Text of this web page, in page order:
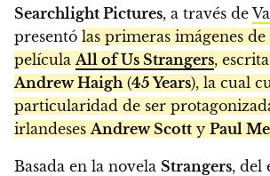
Searchlight Pictures, a través de
presentó las primeras imágenes de
película All of Us Strangers,
Andrew Haigh (45 Years), la cual
particularidad de ser
irlandeses Andrew Scott y Paul
Basada en la novela Strangers, del